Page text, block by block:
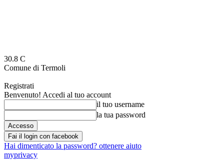
30.8 C
Comune di Termoli
Registrati
Benvenuto! Accedi al tuo account
il tuo username
la tua password
Fai il login con facebook
Hai dimenticato la password? ottenere aiuto
myprivacy